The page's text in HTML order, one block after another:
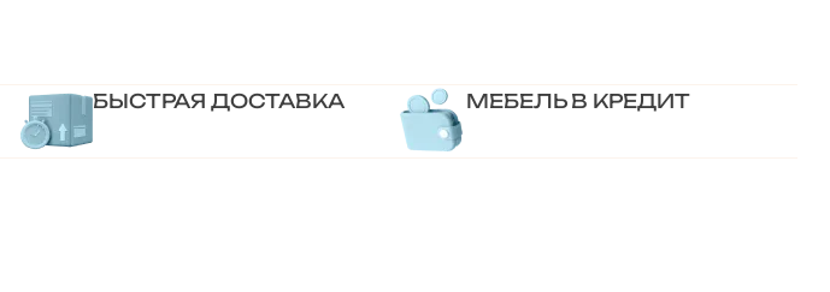
БЫСТРАЯ ДОСТАВКА МЕБЕЛЬ В КРЕДИТ